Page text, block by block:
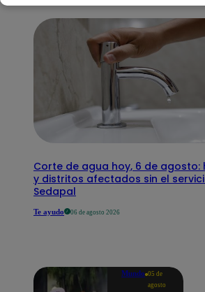
Corte de agua hoy, 6 de agosto:
y distritos afectados sin el
Sedapal
Te ayudo 06 de agosto 2026
Mundo 05 de
agosto